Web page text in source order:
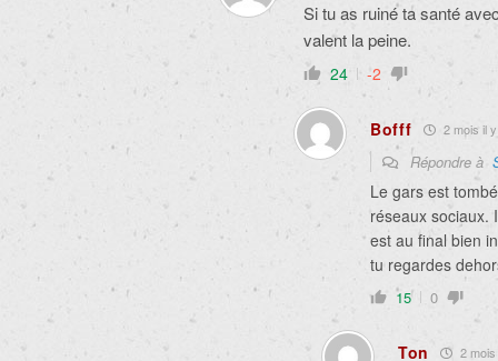
Si tu as ruiné ta santé
valent la peine.
24 -2
Bofff 2 mois il
Répondre à
Le gars est
réseaux sociaux.
est au final bien
tu regardes
15 0
Ton 2